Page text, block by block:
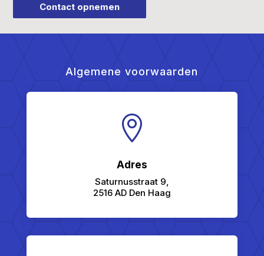
Contact opnemen
Algemene voorwaarden

Adres
Saturnusstraat 9,
2516 AD Den Haag